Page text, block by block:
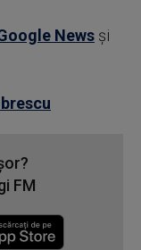
News şi
FM